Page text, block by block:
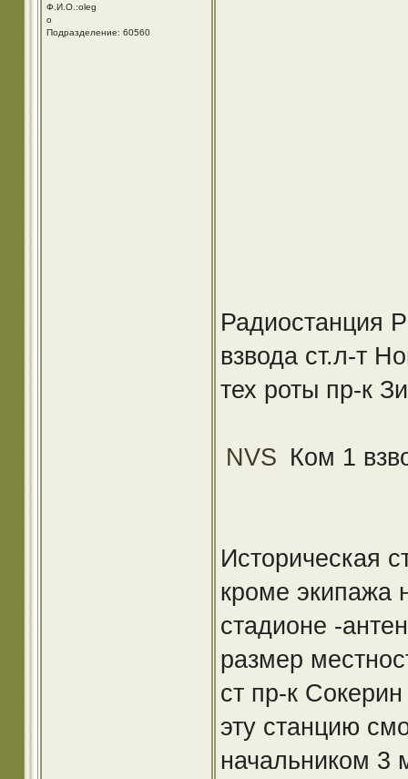
Ф.И.О.:oleg
o
Подразделение: 60560
Радиостанция
взвода ст.л-т
тех роты пр-к
NVS Ком 1
Историческая
кроме экипажа
стадионе -
размер
ст пр-к
эту станцию
начальником 3